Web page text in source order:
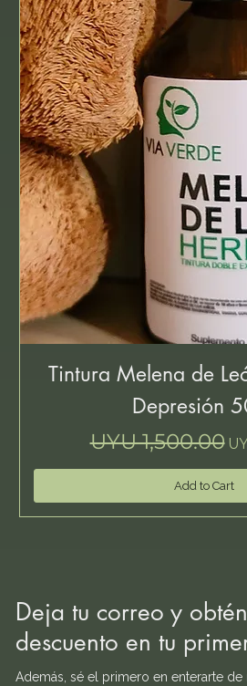
Tintura Melena de
Depresión
Regular Price
UYU 1,500.00
Add to Cart
Deja tu correo y
descuento en tu
Además, sé el primero en enterarte de